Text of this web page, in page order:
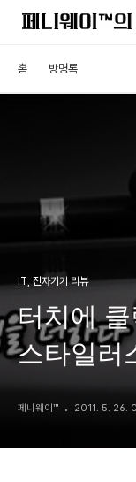
홈 방명록
IT, 전자기기 리뷰
터치에
스타일러
(Clicker)
페니웨이™ 2011. 5. 26.